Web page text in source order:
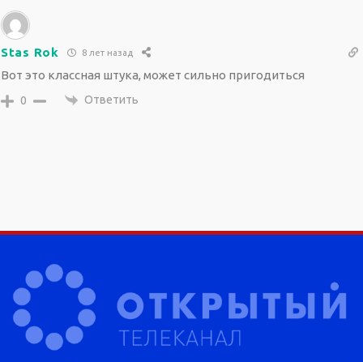
Stas Rok 8 лет назад
Вот это классная штука, может сильно пригодиться
0 Ответить